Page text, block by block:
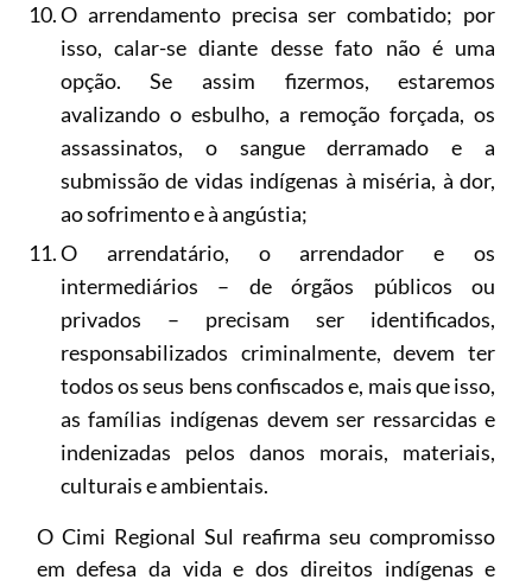
O arrendamento precisa ser combatido; por
isso, calar-se diante desse fato não é uma
opção. Se assim fizermos, estaremos
avalizando o esbulho, a remoção forçada, os
assassinatos, o sangue derramado e a
submissão de vidas indígenas à miséria, à dor,
ao sofrimento e à angústia;
O arrendatário, o arrendador e os
intermediários – de órgãos públicos ou
privados – precisam ser identificados,
responsabilizados criminalmente, devem ter
todos os seus bens confiscados e, mais que isso,
as famílias indígenas devem ser ressarcidas e
indenizadas pelos danos morais, materiais,
culturais e ambientais.
O Cimi Regional Sul reafirma seu compromisso
em defesa da vida e dos direitos indígenas e